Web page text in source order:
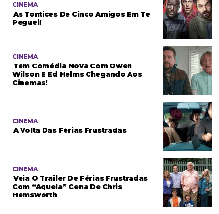
CINEMA
As Tontices De Cinco Amigos Em Te
Peguei!
CINEMA
Tem Comédia Nova Com Owen
Wilson E Ed Helms Chegando Aos
Cinemas!
CINEMA
A Volta Das Férias Frustradas
CINEMA
Veja O Trailer De Férias Frustradas
Com “aquela” Cena De Chris
Hemsworth